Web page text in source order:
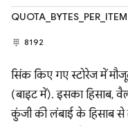
QUOTA_BYTES_PER_ITEM
8192
सिंक किए गए स्टोरेज में
(बाइट में). इसका हिसाब,
कुंजी की लंबाई के हिसाब से